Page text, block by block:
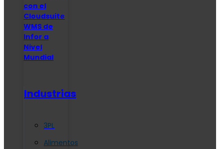
con el
Cloudsuite
WMS de
Infor a
Nivel
Mundial
Industrias
3PL
Alimentos